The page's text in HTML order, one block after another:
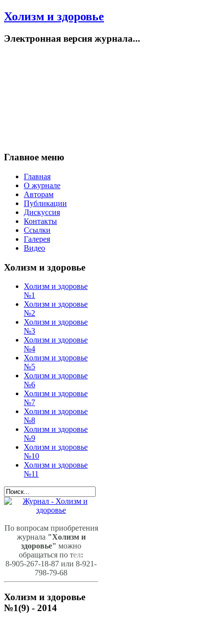
Холизм и здоровье
Электронная версия журнала...
Главное меню
Главная
О журнале
Авторам
Публикации
Дискуссия
Контакты
Ссылки
Галерея
Видео
Холизм и здоровье
Холизм и здоровье
№1
Холизм и здоровье
№2
Холизм и здоровье
№3
Холизм и здоровье
№4
Холизм и здоровье
№5
Холизм и здоровье
№6
Холизм и здоровье
№7
Холизм и здоровье
№8
Холизм и здоровье
№9
Холизм и здоровье
№10
Холизм и здоровье
№11
По вопросам приобретения
журнала "Холизм и
здоровье" можно
обращаться по тел:
8-905-267-18-87 или 8-921-
798-79-68
Холизм и здоровье
№1(9) - 2014